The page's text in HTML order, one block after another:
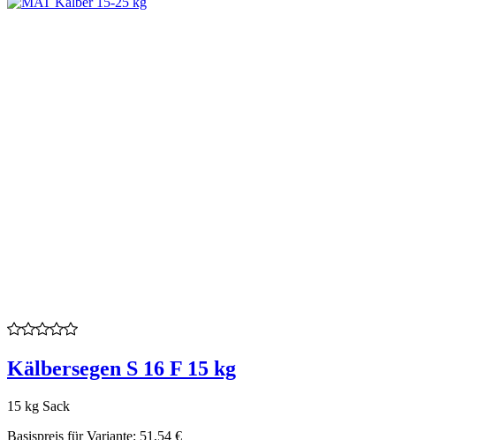
Kälbersegen S 16 F 15 kg
15 kg Sack
Basispreis für Variante: 51,54 €